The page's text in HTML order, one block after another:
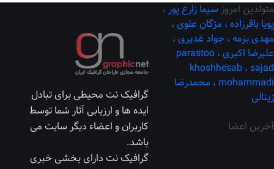
متولدین امروز سیما زارع پور ،
پویا باقرزاده ، مژگان علوی ،
مهدی بزمه ، جواد غدیری ،
علیرضا اکبری ،parastoo
khoshhesab ،sajad
mohammadi ، محمدرضا
زینالی
آخرین اعضا
گرافیک نت محیطی برای تبادل
ایده ها و ارزیابی آثار شما توسط
کاربران و اعضاء دیگر سایت می
باشد.
گرافیک نت دارای بخشی خبری